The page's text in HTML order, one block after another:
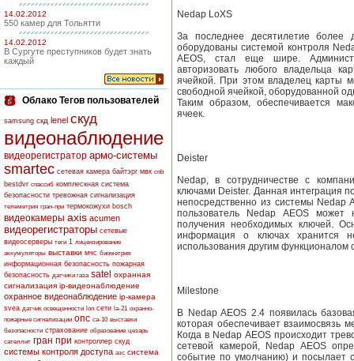
14.02.2012
550 камер для Тольятти
14.02.2012
В Сургуте преступников будет знать
каждый
Облако Тегов пользователей
samsung скд lenel скуд
видеонаблюдение
видеорегистратор армо-системы
smartec сетевая камера байтэрг мвк cnb
bestdvr спассиб комплескная система
безопасности тревожная сигнализация
телеметрия гран-при термокожухи bosch
видеокамеры axis acumen
видеорегистраторы сетевые
видеосерверы теги 1 лицензирование
аккумуляторы выставки мчс биометрия
информационная безопасность пожарная
безопасность датчики газа satel
охранная
сигнализация ip-видеонаблюдение
охранное видеонаблюдение ip-камера
svea датчик освещенности lon сети la-21 охранно-
пожарные сигнализации опс са-10 выставки
безопасности страхование образование цезарь
сателлит гран при контроллер скуд
системы контроля доступа азс система
Nedap LoXS
За последнее десятилетие
оборудованы системой контроля
AEOS, стал еще шире.
авторизовать любого владельца
ячейкой. При этом владелец карты
свободной ячейкой, оборудованной
Таким образом, обеспечивается
ячеек.
Deister
Nedap, в сотрудничестве с
ключами Deister. Данная интеграция
непосредственно из системы Nedap
пользователь Nedap AEOS может
получения необходимых ключей.
информация о ключах хранится
использования другим функционалом
Milestone
В Nedap AEOS 2.4 появилась
которая обеспечивает взаимосвязь
Когда в Nedap AEOS происходит
сетевой камерой, Nedap AEOS
событие по умолчанию) и посылает